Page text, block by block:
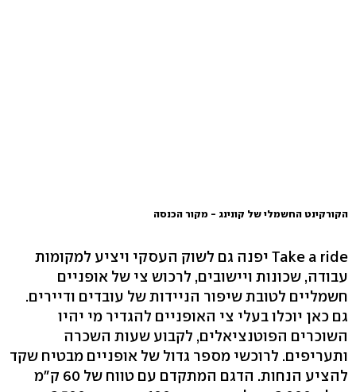
הקורקינט החשמלי של קונינג - מקור הכנסה
Take a ride יפנה גם לשוק העסקי ויציע למקומות
עבודה, שכונות ויישובים, לרכוש צי של אופניים
חשמליים לטובת שיפור הניידות של עובדים ודיירים.
גם כאן יוכלו בעלי צי האופניים להגדיר מי יהיו
השוכרים הפוטנציאלים, לקבוע שעות השכרה
ותעריפים. לרוכשי מספר גדול של אופניים מבטיח שקד
להציע הנחות. הדגם המתקדם עם טווח של 60 ק"מ